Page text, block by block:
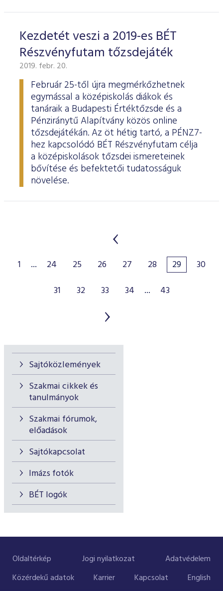
Sajtóközlemények
Szakmai cikkek és
tanulmányok
Szakmai fórumok,
előadások
Sajtókapcsolat
Imázs fotók
BÉT logók
Kezdetét veszi a 2019-es BÉT
Részvényfutam tőzsdejáték
2019. febr. 20.
Február 25-től újra megmérkőzhetnek
egymással a középiskolás diákok és
tanáraik a Budapesti Értéktőzsde és a
Pénziránytű Alapítvány közös online
tőzsdejátékán. Az öt hétig tartó, a PÉNZ7-
hez kapcsolódó BÉT Részvényfutam célja
a középiskolások tőzsdei ismereteinek
bővítése és befektetői tudatosságuk
növelése.
1 ... 24 25 26 27 28 29
30
31
32 33 34 ... 43
Oldaltérkép Jogi nyilatkozat
Adatvédelem
Közérdekű adatok
Karrier Kapcsolat English